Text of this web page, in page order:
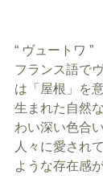
“ ヴュートワ ”
フランス語で
は「屋根」を
生まれた自然
わい深い色合
人々に愛され
ような存在感